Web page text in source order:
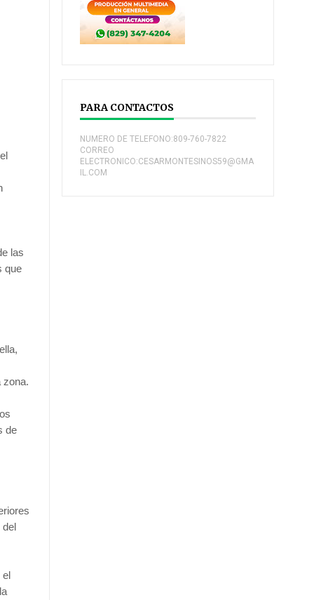
las
que
zona.
de
del
el
PARA CONTACTOS
NUMERO DE TELEFONO:809-760-7822
CORREO
ELECTRONICO:CESARMONTESINOS59@GMA
IL.COM